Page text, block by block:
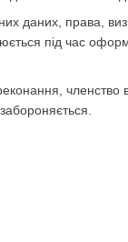
даних, права,
під час
членство